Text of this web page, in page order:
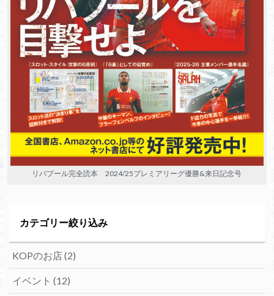
リバプール完全読本 2024/25プレミアリーグ優勝&来日記念号
カテゴリー絞り込み
KOPのお店(2)
イベント (12)